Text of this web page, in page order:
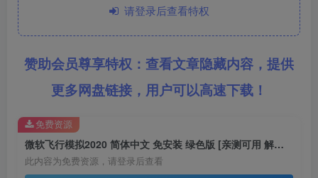
请登录后查看特权
赞助会员尊享特权：查看文章隐藏内容，提供
更多网盘链接，用户可以高速下载！
微软飞行模拟2020 简体中文 免安装 绿色版 [亲测可用 解压即玩]【96.8GB】
此内容为免费资源，请登录后查看
免费资源